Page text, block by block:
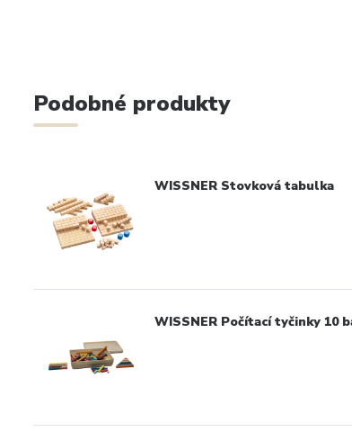
Podobné produkty
WISSNER Stovková tabulka
WISSNER Počítací tyčinky 10